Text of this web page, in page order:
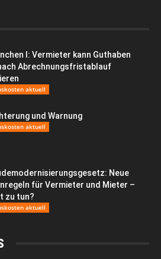
I: Vermieter kann Guthaben
Abrechnungsfristablauf
aktuell
und Warnung
aktuell
Neue
für Vermieter und Mieter –
zu tun?
aktuell